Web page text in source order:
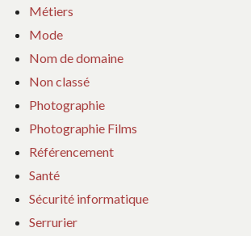
Métiers
Mode
Nom de domaine
Non classé
Photographie
Photographie Films
Référencement
Santé
Sécurité informatique
Serrurier